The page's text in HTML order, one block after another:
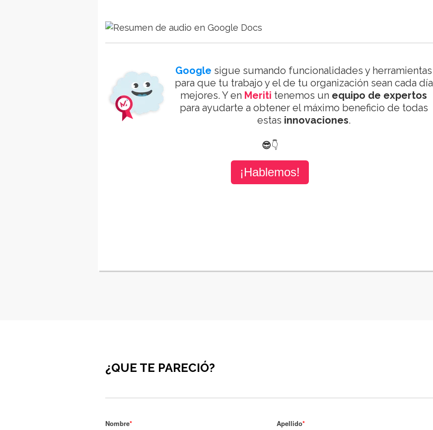
Google sigue sumando funcionalidades y herramientas
para que tu trabajo y el de tu organización sean cada día
mejores. Y en Meriti tenemos un equipo de expertos
para ayudarte a obtener el máximo beneficio de todas
estas innovaciones.
😎👇
¡Hablemos!
¿QUE TE PARECIÓ?
Nombre* Apellido*